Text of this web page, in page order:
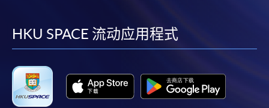
facebook
youtube
linkedin
HKU SPACE 流动应用程式